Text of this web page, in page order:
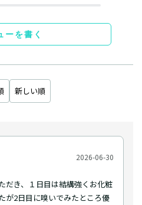
ーを書く
新しい順
2026-06-30
だき、１日目は結構強くお化粧
が2日目に嗅いでみたところ優